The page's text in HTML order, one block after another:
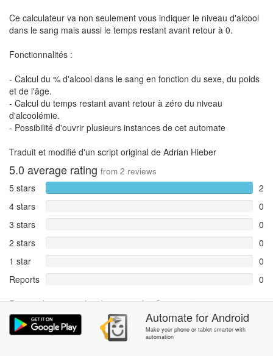
Ce calculateur va non seulement vous indiquer le niveau d'alcool
dans le sang mais aussi le temps restant avant retour à 0.
Fonctionnalités :
- Calcul du % d'alcool dans le sang en fonction du sexe, du poids
et de l'âge.
- Calcul du temps restant avant retour à zéro du niveau
d'alcoolémie.
- Possibilité d'ouvrir plusieurs instances de cet automate
Traduit et modifié d'un script original de Adrian Hieber
5.0 average rating from 2 reviews
5 stars
2
4 stars
0
3 stars
0
2 stars
0
1 star
0
Reports
0
Rate and review within the app in theCommunitysection.
AutomateforAndroid
Make your phone or tablet smarter with
automation